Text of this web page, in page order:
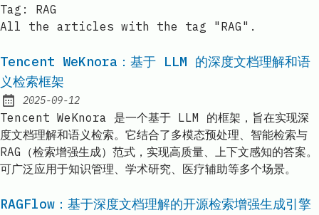
Tag: RAG
All the articles with the tag "RAG".
Tencent WeKnora：基于 LLM 的深度文档理解和语
义检索框架
Published:
2025-09-12
Tencent WeKnora 是一个基于 LLM 的框架，旨在实现深
度文档理解和语义检索。它结合了多模态预处理、智能检索与
RAG（检索增强生成）范式，实现高质量、上下文感知的答案。
可广泛应用于知识管理、学术研究、医疗辅助等多个场景。
RAGFlow：基于深度文档理解的开源检索增强生成引擎